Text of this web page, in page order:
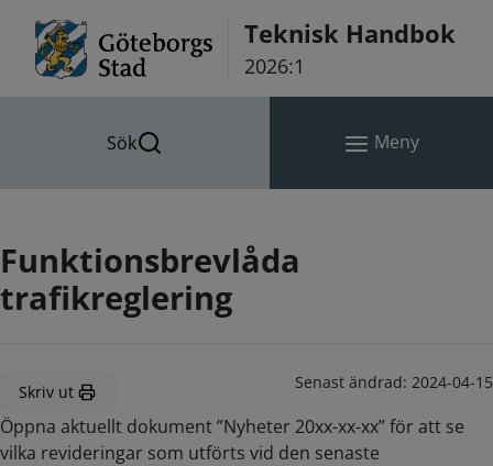
Teknisk Handbok
2026:1
Sök Meny
Funktionsbrevlåda
trafikreglering
Skriv ut Senast ändrad: 2024-04-15
Öppna aktuellt dokument ”Nyheter 20xx-xx-xx” för att se
vilka revideringar som utförts vid den senaste